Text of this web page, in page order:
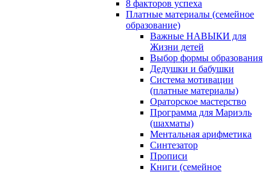
8 факторов успеха
Платные материалы (семейное
образование)
Важные НАВЫКИ для
Жизни детей
Выбор формы образования
Дедушки и бабушки
Система мотивации
(платные материалы)
Ораторское мастерство
Программа для Мариэль
(шахматы)
Ментальная арифметика
Синтезатор
Прописи
Книги (семейное